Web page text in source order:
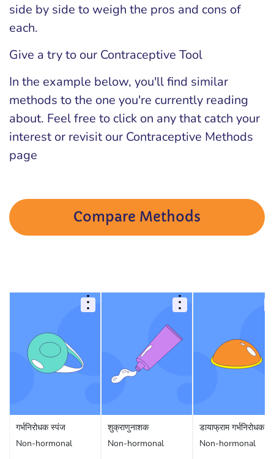
side by side to weigh the pros and cons of
each.
Give a try to our Contraceptive Tool
In the example below, you'll find similar
methods to the one you're currently reading
about. Feel free to click on any that catch your
interest or revisit our Contraceptive Methods
page
Compare Methods
गर्भनिरोधक स्पंज
Non-hormonal
शुक्राणुनाशक
Non-hormonal
डायाफ्राम गर्भनिरोधक
Non-hormonal